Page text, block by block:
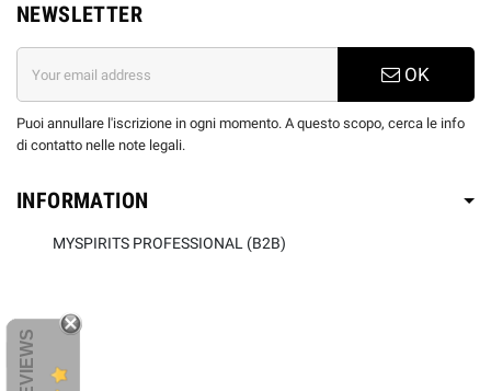
NEWSLETTER
OK
Puoi annullare l'iscrizione in ogni momento. A questo scopo, cerca le info
di contatto nelle note legali.
INFORMATION
MYSPIRITS PROFESSIONAL (B2B)